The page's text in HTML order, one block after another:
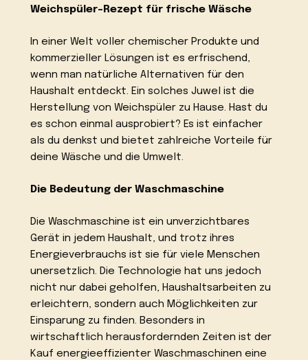
Weichspüler-Rezept für frische Wäsche
In einer Welt voller chemischer Produkte und
kommerzieller Lösungen ist es erfrischend,
wenn man natürliche Alternativen für den
Haushalt entdeckt. Ein solches Juwel ist die
Herstellung von Weichspüler zu Hause. Hast du
es schon einmal ausprobiert? Es ist einfacher
als du denkst und bietet zahlreiche Vorteile für
deine Wäsche und die Umwelt.
Die Bedeutung der Waschmaschine
Die Waschmaschine ist ein unverzichtbares
Gerät in jedem Haushalt, und trotz ihres
Energieverbrauchs ist sie für viele Menschen
unersetzlich. Die Technologie hat uns jedoch
nicht nur dabei geholfen, Haushaltsarbeiten zu
erleichtern, sondern auch Möglichkeiten zur
Einsparung zu finden. Besonders in
wirtschaftlich herausfordernden Zeiten ist der
Kauf energieeffizienter Waschmaschinen eine